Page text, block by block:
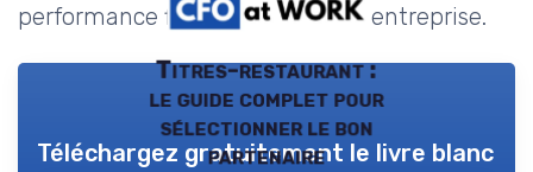
performance financière de votre entreprise.
Titres-restaurant :
le guide complet pour
sélectionner le bon
partenaire
Téléchargez gratuitement le livre blanc